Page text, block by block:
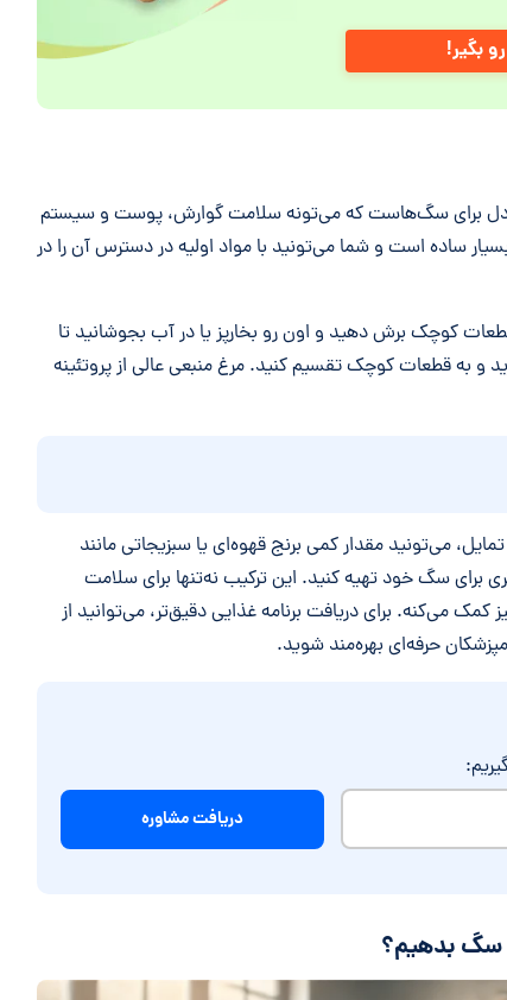
بگیر!
برای سگ‌هاست که می‌تونه سلامت گوارش، پوست و سیستم
ساده است و شما می‌تونید با مواد اولیه در دسترس آن را در
کوچک برش دهید و اون رو بخارپز یا در آب بجوشانید تا
به قطعات کوچک تقسیم کنید. مرغ منبعی عالی از پروتئینه
می‌تونید مقدار کمی برنج قهوه‌ای یا سبزیجاتی مانند
برای سگ خود تهیه کنید. این ترکیب نه‌تنها برای سلامت
می‌کنه. برای دریافت برنامه غذایی دقیق‌تر، می‌توانید از
حرفه‌ای بهره‌مند شوید.
سگ بدهیم؟